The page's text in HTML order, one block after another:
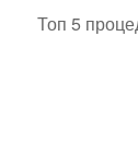
Топ 5